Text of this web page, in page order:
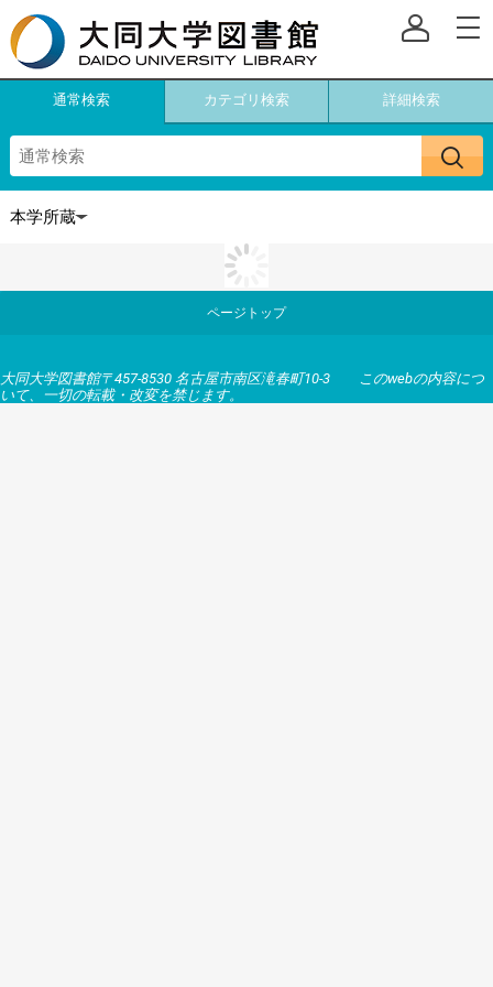
通常検索 カテゴリ検索 詳細検索
ページトップ
大同大学図書館〒457-8530 名古屋市南区滝春町10-3 このwebの内容につ
いて、一切の転載・改変を禁じます。